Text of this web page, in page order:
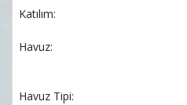
Katılım:
Havuz:
Havuz Tipi: